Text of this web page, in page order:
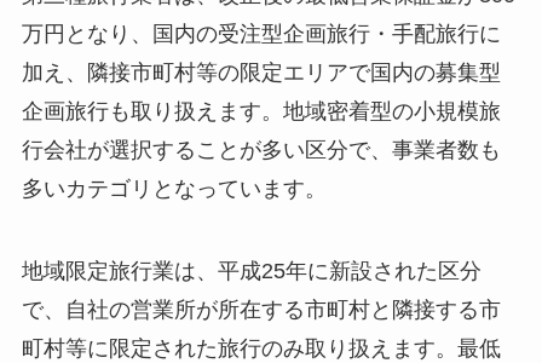
万円となり、国内の受注型企画旅行・手配旅行に
加え、隣接市町村等の限定エリアで国内の募集型
企画旅行も取り扱えます。地域密着型の小規模旅
行会社が選択することが多い区分で、事業者数も
多いカテゴリとなっています。
地域限定旅行業は、平成25年に新設された区分
で、自社の営業所が所在する市町村と隣接する市
町村等に限定された旅行のみ取り扱えます。最低